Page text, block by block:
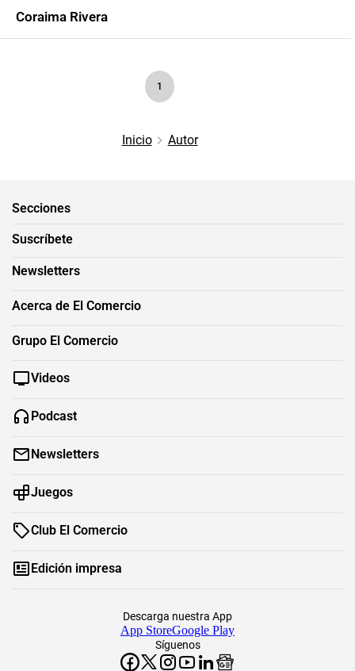
Coraima Rivera
1
Inicio Autor
Secciones
Suscríbete
Newsletters
Acerca de El Comercio
Grupo El Comercio
Videos
Podcast
Newsletters
Juegos
Club El Comercio
Edición impresa
Síguenos
Descarga nuestra App
App StoreGoogle Play